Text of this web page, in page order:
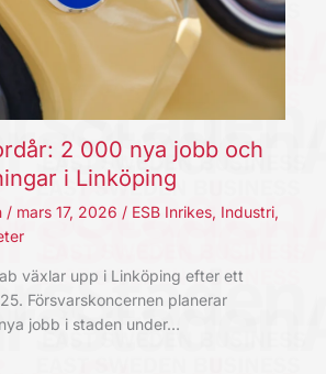
2 000 nya jobb och
i Linköping
/ mars 17, 2026 / ESB Inrikes, Industri,
växlar upp i Linköping efter ett
Försvarskoncernen planerar
jobb i staden under…